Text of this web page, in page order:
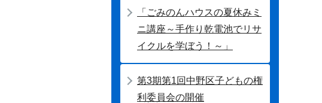
「ごみのんハウスの夏休みミ
ニ講座～手作り乾電池でリサ
イクルを学ぼう！～」
第3期第1回中野区子どもの権
利委員会の開催